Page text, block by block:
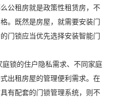
公租房就是政策性租赁房，不
。既然是房屋，就需要安装门
门锁应当优先选择安装智能门
锁的住户隐私需求、不同家庭
出租房屋的管理便利需求。在
有配套的门锁管理系统，则不